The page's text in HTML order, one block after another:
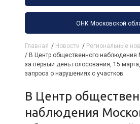
ОНК Московской
Главная / Новости / Региональные
/ В Центр общественного наблюдения
за первый день голосования, 15
запроса о нарушениях с участков
В Центр общественного
наблюдения